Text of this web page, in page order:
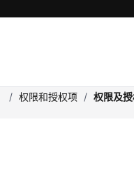
/ 权限和授权项 / 权限及